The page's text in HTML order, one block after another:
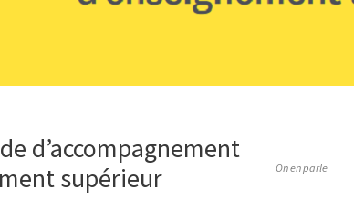
d’accompagnement
supérieur
On en parle